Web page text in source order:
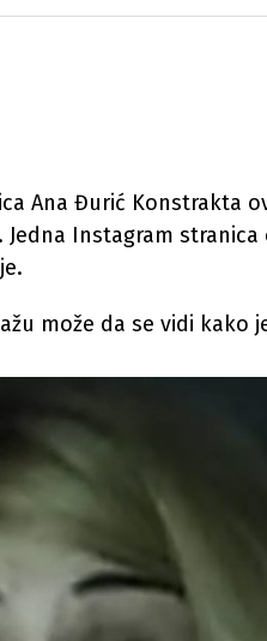
Ana Đurić Konstrakta
Jedna Instagram
može da se vidi kako